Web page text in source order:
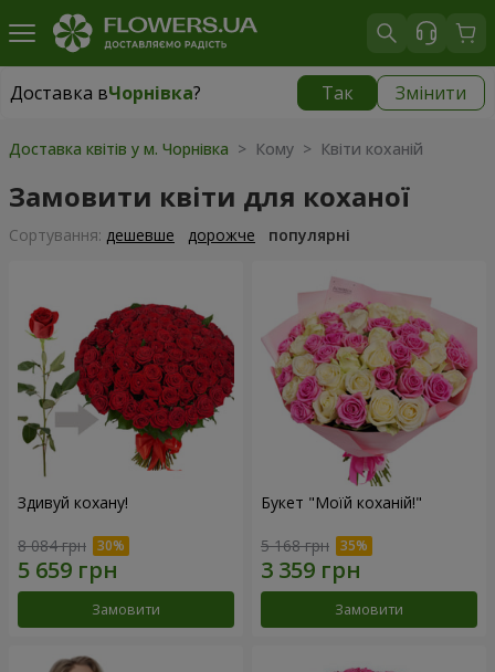
Доставка вЧорнівка? Так Змінити
Доставка вЧорнівка|
Доставка квітів у м. Чорнівка > Кому > Квіти коханій
Замовити квіти для коханої
Сортування: дешевше дорожче популярні
Здивуй кохану!
8 084 грн
Замовити
Букет "Моїй коханій!"
5 168 грн
Замовити